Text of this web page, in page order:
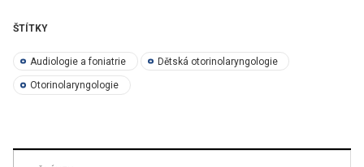
ŠTÍTKY
Audiologie a foniatrie Dětská otorinolaryngologie
Otorinolaryngologie